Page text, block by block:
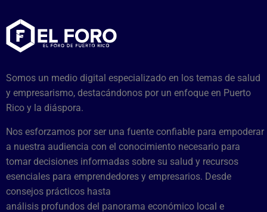
Somos un medio digital especializado en los temas de salud
y empresarismo, destacándonos por un enfoque en Puerto
Rico y la diáspora.
Nos esforzamos por ser una fuente confiable para empoderar
a nuestra audiencia con el conocimiento necesario para
tomar decisiones informadas sobre su salud y recursos
esenciales para emprendedores y empresarios. Desde
consejos prácticos hasta
análisis profundos del panorama económico local e